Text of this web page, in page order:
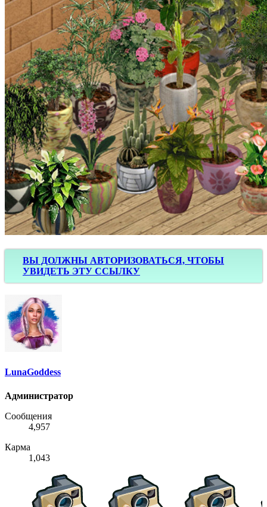
ВЫ ДОЛЖНЫ АВТОРИЗОВАТЬСЯ, ЧТОБЫ
УВИДЕТЬ ЭТУ ССЫЛКУ
LunaGoddess
Администратор
Сообщения
4,957
Карма
1,043